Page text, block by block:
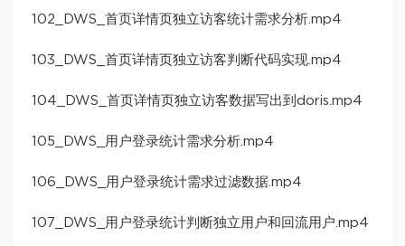
102_DWS_首页详情页独立访客统计需求分析.mp4
103_DWS_首页详情页独立访客判断代码实现.mp4
104_DWS_首页详情页独立访客数据写出到doris.mp4
105_DWS_用户登录统计需求分析.mp4
106_DWS_用户登录统计需求过滤数据.mp4
107_DWS_用户登录统计判断独立用户和回流用户.mp4